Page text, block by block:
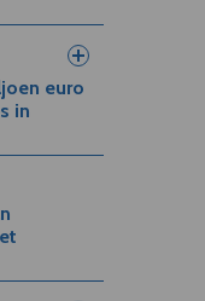
euro
in